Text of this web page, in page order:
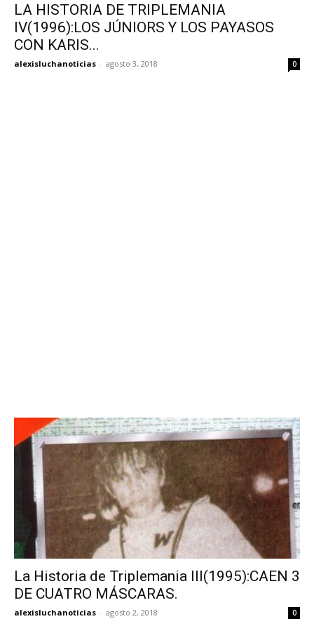
LA HISTORIA DE TRIPLEMANIA
IV(1996):LOS JÚNIORS Y LOS PAYASOS
CON KARIS...
alexisluchanoticias - agosto 3, 2018 0
La Historia de Triplemania III(1995):CAEN 3
DE CUATRO MÁSCARAS.
alexisluchanoticias - agosto 2, 2018 0